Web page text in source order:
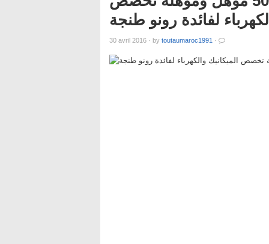
لفائدة رونو طنجة
30 avril 2016 · by toutaumaroc1991 ·